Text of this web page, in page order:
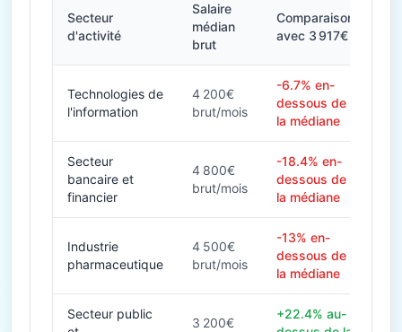
Secteur
d'activité
Salaire
médian
brut
Comparaison
avec 3 917€
Technologies de
l'information
4 200€
brut/mois
-6.7% en-
dessous de
la médiane
Secteur
bancaire et
financier
4 800€
brut/mois
-18.4% en-
dessous de
la médiane
Industrie
pharmaceutique
4 500€
brut/mois
-13% en-
dessous de
la médiane
Secteur public
3 200€
+22.4% au-